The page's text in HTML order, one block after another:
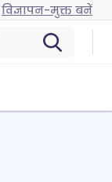
विज्ञापन-मुक्त बनें